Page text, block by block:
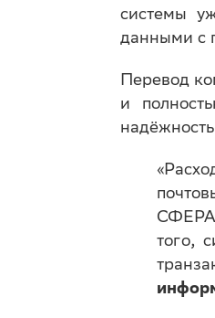
системы
данными с
Перевод
и
СФЕРА
того,